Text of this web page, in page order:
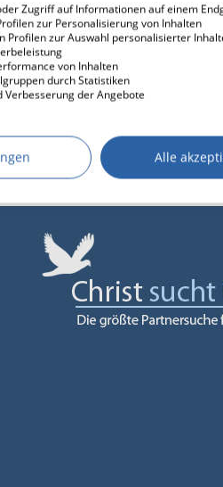
Zugriff auf Informationen auf einem
zur Personalisierung von Inhalten
Profilen zur Auswahl personalisierter
von Inhalten
durch Statistiken
Verbesserung der Angebote
Alle